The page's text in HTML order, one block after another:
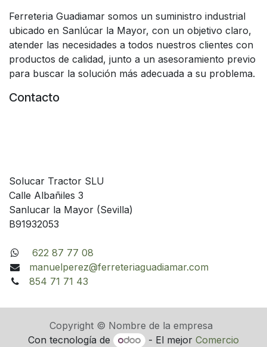
Ferreteria Guadiamar somos un suministro industrial
ubicado en Sanlúcar la Mayor, con un objetivo claro,
atender las necesidades a todos nuestros clientes con
productos de calidad, junto a un asesoramiento previo
para buscar la solución más adecuada a su problema.
Contacto
Solucar Tractor SLU
Calle Albañiles 3
Sanlucar la Mayor (Sevilla)
B91932053
622 87 77 08
manuelperez@ferreteriaguadiamar.com
854 71 71 43
Copyright © Nombre de la empresa
Con tecnología de
- El mejorComercio